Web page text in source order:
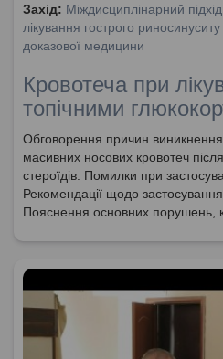
Захід: Міждисциплінарний
лікування гострого
доказової медицини
Кровотеча при
топічними
Обговорення причин виникнення
масивних носових кровотеч
стероїдів. Помилки при
Рекомендації щодо застосування
Пояснення основних порушень,